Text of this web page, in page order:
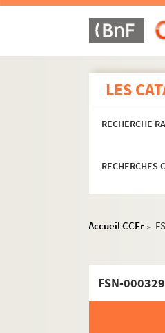
LES
RECHERCHE
RECHERCHES
Accueil CCFr >
FSN-